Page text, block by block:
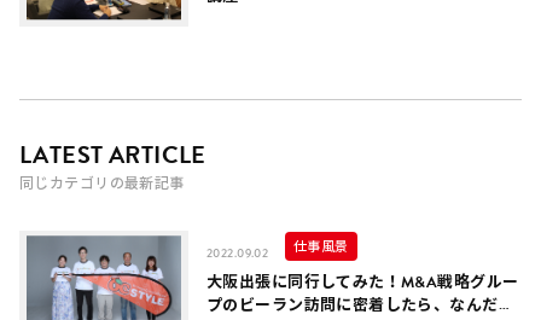
LATEST ARTICLE
同じカテゴリの最新記事
2022.09.02 仕事風景
大阪出張に同行してみた！M&A戦略グルー
プのビーラン訪問に密着したら、なんだか